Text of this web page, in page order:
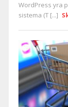
WordPress yra
sistema (T [...]